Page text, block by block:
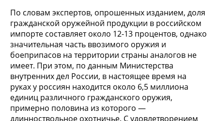
По словам экспертов, опрошенных изданием, доля
гражданской оружейной продукции в российском
импорте составляет около 12-13 процентов, однако
значительная часть ввозимого оружия и
боеприпасов на территории страны аналогов не
имеет. При этом, по данным Министерства
внутренних дел России, в настоящее время на
руках у россиян находится около 6,5 миллиона
единиц различного гражданского оружия,
примерно половина из которого —
длинноствольное охотничье. С удовлетворением